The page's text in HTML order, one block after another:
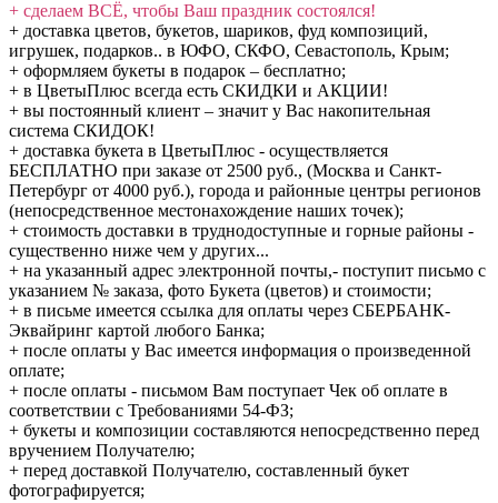
+ сделаем ВСЁ, чтобы Ваш праздник состоялся!
+ доставка цветов, букетов, шариков, фуд композиций,
игрушек, подарков.. в ЮФО, СКФО, Севастополь, Крым;
+ оформляем букеты в подарок – бесплатно;
+ в ЦветыПлюс всегда есть СКИДКИ и АКЦИИ!
+ вы постоянный клиент – значит у Вас накопительная
система СКИДОК!
+ доставка букета в ЦветыПлюс - осуществляется
БЕСПЛАТНО при заказе от 2500 руб., (Москва и Санкт-
Петербург от 4000 руб.), города и районные центры регионов
(непосредственное местонахождение наших точек);
+ стоимость доставки в труднодоступные и горные районы -
существенно ниже чем у других...
+ на указанный адрес электронной почты,- поступит письмо с
указанием № заказа, фото Букета (цветов) и стоимости;
+ в письме имеется ссылка для оплаты через СБЕРБАНК-
Эквайринг картой любого Банка;
+ после оплаты у Вас имеется информация о произведенной
оплате;
+ после оплаты - письмом Вам поступает Чек об оплате в
соответствии с Требованиями 54-ФЗ;
+ букеты и композиции составляются непосредственно перед
вручением Получателю;
+ перед доставкой Получателю, составленный букет
фотографируется;